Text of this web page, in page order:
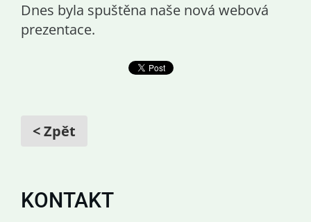
Dnes byla spuštěna naše nová webová
prezentace.
< Zpět
KONTAKT